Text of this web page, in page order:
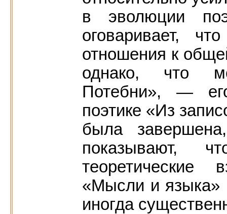
в эволюции
оговаривает,
отношения к
однако, что
Потебни», —
поэтике «Из
была
показывают,
теоретические
«Мысли и языка»
иногда